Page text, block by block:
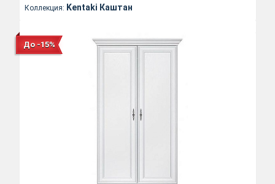
Коллекция: Kentaki Каштан
До -15%